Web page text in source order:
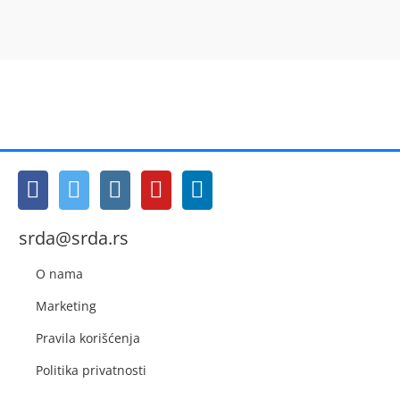
srda@srda.rs
O nama
Marketing
Pravila korišćenja
Politika privatnosti